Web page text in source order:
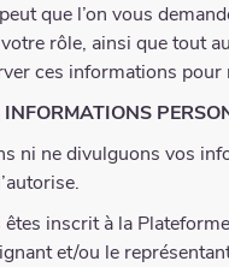
que l’on vous
rôle, ainsi que tout
ces informations pour
ni ne divulguons vos
êtes inscrit à la
et/ou le